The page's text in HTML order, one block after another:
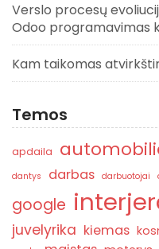
Verslo procesų
Odoo programavimas
Kam taikomas
Temos
apdaila
dantys
darbas darbuotojai
google
juvelyrika kiemas